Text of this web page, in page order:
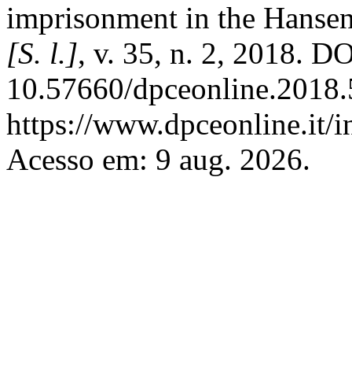
imprisonment in the
[S. l.], v. 35, n. 2, 2018.
10.57660/
https://www.dpceonline.it/
Acesso em: 9 aug. 2026.